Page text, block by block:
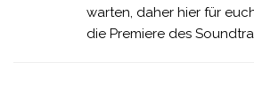
warten, daher hier für
die Premiere des